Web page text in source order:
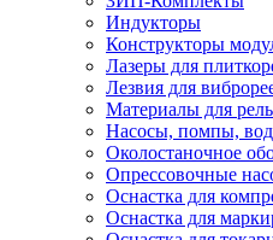
Индукторы
Конструкторы
Лазеры для
Лезвия для
Материалы для
Насосы, помпы,
Околостаночное
Опрессовочные
Оснастка для
Оснастка для